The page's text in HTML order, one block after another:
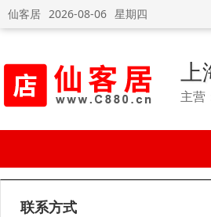
仙客居 2026-08-06 星期四
上
主营
联系方式